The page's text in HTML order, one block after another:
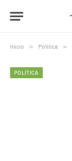
Inicio » Política »
POLÍTICA